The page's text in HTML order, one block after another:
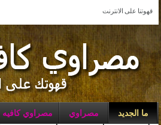
قهوتنا على الانترنت
ما الجديد مصراوي مصراوي كافيه